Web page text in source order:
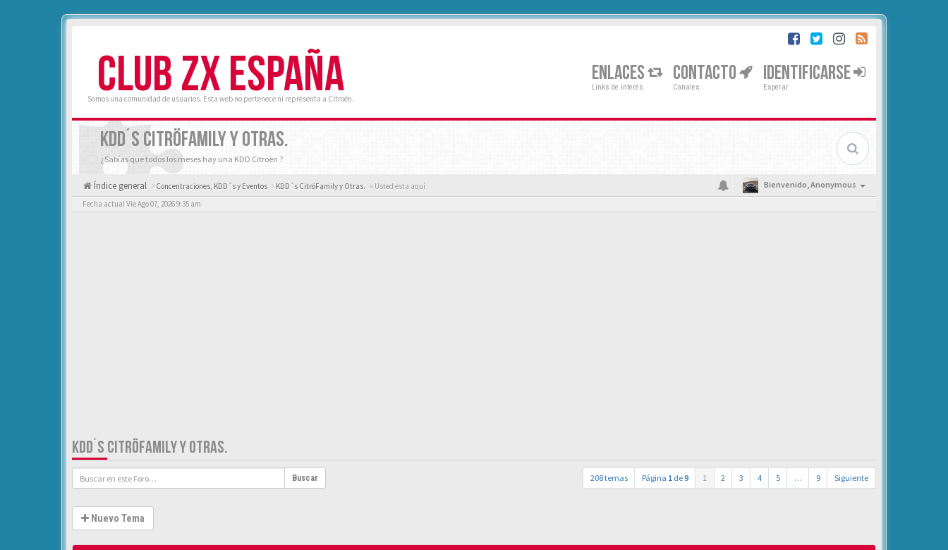
CLUB ZX ESPAÑA
Somos una comunidad de usuarios. Esta web no pertenece ni representa a Citroën.
ENLACES
Links de interés
CONTACTO
Canales
IDENTIFICARSE
Esperar
KDD´S CITRÖFAMILY Y OTRAS.
¿Sabías que todos los meses hay una KDD Citroën ?
Índice general Concentraciones, KDD´s y Eventos KDD´s CitröFamily y Otras. « Usted esta aquí Bienvenido,Anonymous
Fecha actual Vie Ago 07, 2026 9:35 am
KDD´S CITRÖFAMILY Y OTRAS.
Buscar 208 temas Página 1 de9 1 2 3 4 5 … 9 Siguiente
Nuevo Tema